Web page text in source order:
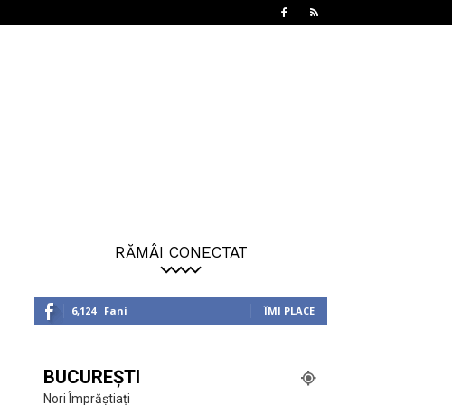
RĂMÂI CONECTAT
6,124 Fani ÎMI PLACE
BUCUREȘTI
Nori Împrăștiați